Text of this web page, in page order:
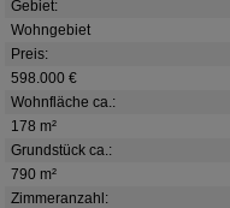
Gebiet:
Wohngebiet
Preis:
598.000 €
Wohnfläche ca.:
178 m²
Grundstück ca.:
790 m²
Zimmeranzahl: